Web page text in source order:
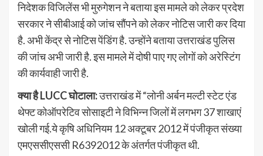
निदेशक विजिलेंस भी मुरुगेशन ने बताया इस मामले को लेकर प्रदेश
सरकार ने सीबीआई को जांच सौंपने को लेकर नोटिस जारी कर दिया
है. अभी केंद्र से नोटिस पेंडिंग है. उन्होंने बताया उत्तराखंड पुलिस
की जांच अभी जारी है. इस मामले में दोषी पाए गए लोगों को अरेस्टिंग
की कार्यवाही जारी है.
क्या है LUCC घोटाला:उत्तराखंड में “लोनी अर्बन मल्टी स्टेट एंड
थेफ्ट कोऑपरेटिव सोसाइटी ने विभिन्न जिलों में लगभग 37 शाखाएं
खोली गई.ये कृषि अधिनियम 12 अक्टूबर 2012 में पंजीकृत संख्या
एमएससीएससी R6392012 के अंतर्गत पंजीकृत थी.